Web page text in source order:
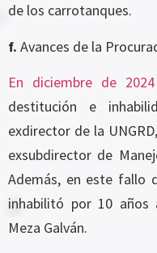
de los carrotanques.
f. Avances de la
En diciembre de
destitución e
exdirector de la
exsubdirector de
Además, en este fallo
inhabilitó por 10 años
Meza Galván.